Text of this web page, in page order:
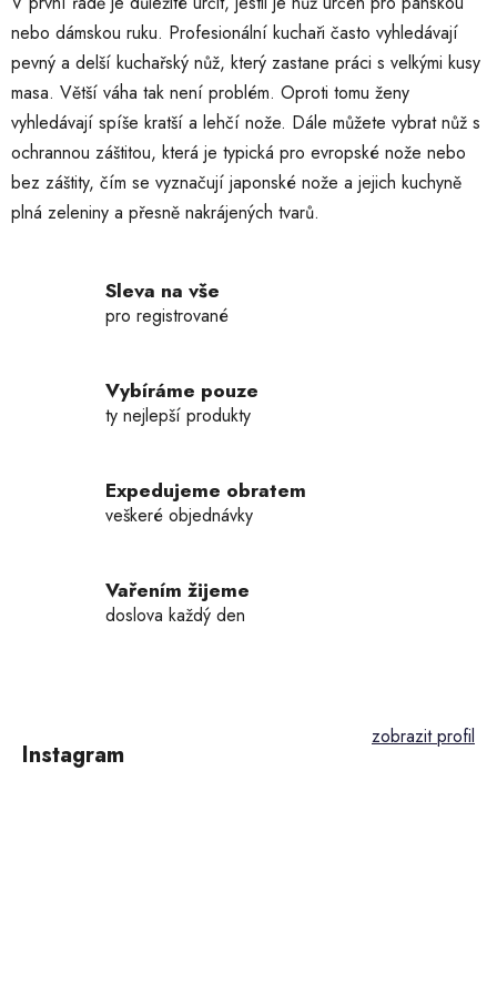
nebo dámskou ruku. Profesionální kuchaři často vyhledávají
pevný a delší kuchařský nůž, který zastane práci s velkými kusy
masa. Větší váha tak není problém. Oproti tomu ženy
vyhledávají spíše kratší a lehčí nože. Dále můžete vybrat nůž s
ochrannou záštitou, která je typická pro evropské nože nebo
bez záštity, čím se vyznačují japonské nože a jejich kuchyně
plná zeleniny a přesně nakrájených tvarů.
Sleva na vše
pro registrované
Vybíráme pouze
ty nejlepší produkty
Expedujeme obratem
veškeré objednávky
Vařením žijeme
doslova každý den
Instagram